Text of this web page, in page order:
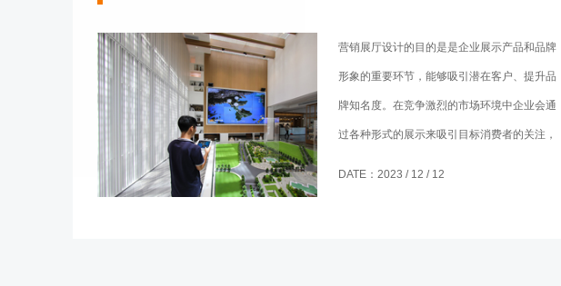
营销展厅设计的目的是是企业展示产品和品牌
形象的重要环节，能够吸引潜在客户、提升品
牌知名度。在竞争激烈的市场环境中企业会通
过各种形式的展示来吸引目标消费者的关注，
DATE：2023 / 12 / 12